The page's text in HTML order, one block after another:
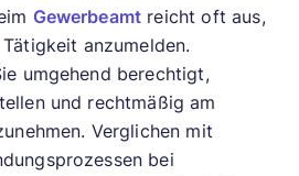
Gewerbeamt reicht oft aus,
anzumelden.
umgehend berechtigt,
und rechtmäßig am
Verglichen mit
bei